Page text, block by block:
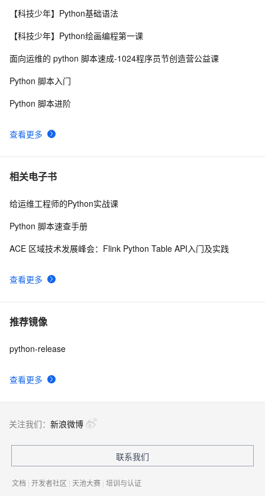
10python中时间日期格式化符号
查看更多
【科技少年】Python基础语法
【科技少年】Python绘画编程第一课
面向运维的 python 脚本速成-1024程序员节创造营公益课
Python 脚本入门
Python 脚本进阶
相关电子书
查看更多
给运维工程师的Python实战课
Python 脚本速查手册
ACE 区域技术发展峰会：Flink Python Table API入门及实践
推荐镜像
查看更多
python-release
关注我们： 新浪微博
联系我们
文档 | 开发者社区 | 天池大赛 | 培训与认证